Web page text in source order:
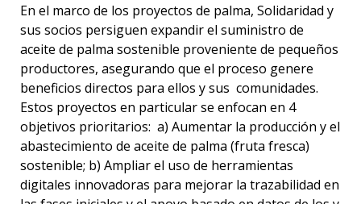
En el marco de los proyectos de palma, Solidaridad y
sus socios persiguen expandir el suministro de
aceite de palma sostenible proveniente de pequeños
productores, asegurando que el proceso genere
beneficios directos para ellos y sus comunidades.
Estos proyectos en particular se enfocan en 4
objetivos prioritarios: a) Aumentar la producción y el
abastecimiento de aceite de palma (fruta fresca)
sostenible; b) Ampliar el uso de herramientas
digitales innovadoras para mejorar la trazabilidad en